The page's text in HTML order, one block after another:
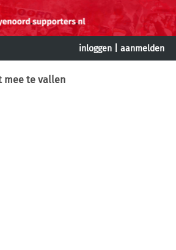
inloggen aanmelden
mee te vallen